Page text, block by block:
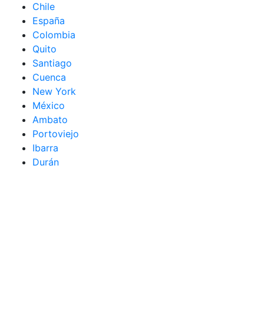
Chile
España
Colombia
Quito
Santiago
Cuenca
New York
México
Ambato
Portoviejo
Ibarra
Durán